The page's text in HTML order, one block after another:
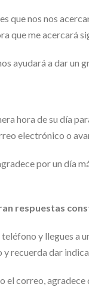
que nos nos
que me acercará
ayudará a dar
hora de su día
electrónico o
por un día
respuestas
y llegues
recuerda dar
correo,